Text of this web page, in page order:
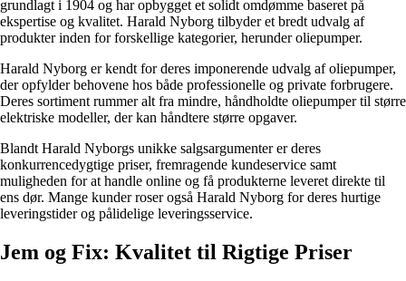
grundlagt i 1904 og har opbygget et solidt omdømme baseret på
ekspertise og kvalitet. Harald Nyborg tilbyder et bredt udvalg af
produkter inden for forskellige kategorier, herunder oliepumper.
Harald Nyborg er kendt for deres imponerende udvalg af oliepumper,
der opfylder behovene hos både professionelle og private forbrugere.
Deres sortiment rummer alt fra mindre, håndholdte oliepumper til større
elektriske modeller, der kan håndtere større opgaver.
Blandt Harald Nyborgs unikke salgsargumenter er deres
konkurrencedygtige priser, fremragende kundeservice samt
muligheden for at handle online og få produkterne leveret direkte til
ens dør. Mange kunder roser også Harald Nyborg for deres hurtige
leveringstider og pålidelige leveringsservice.
Jem og Fix: Kvalitet til Rigtige Priser